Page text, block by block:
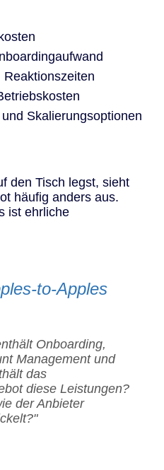
Skalierungsoptionen
den Tisch legst, sieht
häufig anders aus.
ist ehrliche
to-Apples
Onboarding,
Management und
das
diese Leistungen?
der Anbieter